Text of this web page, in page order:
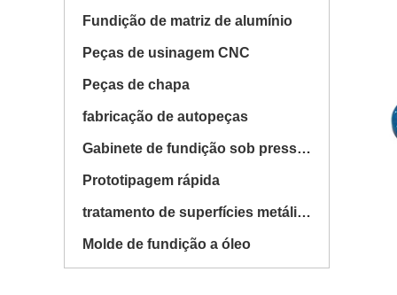
Fundição de matriz de alumínio
Peças de usinagem CNC
Peças de chapa
fabricação de autopeças
Gabinete de fundição sob pressão
Prototipagem rápida
tratamento de superfícies metálicas
Molde de fundição a óleo